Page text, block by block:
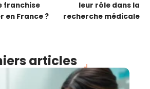
franchise
en France ?
leur rôle dans la
recherche médicale
articles